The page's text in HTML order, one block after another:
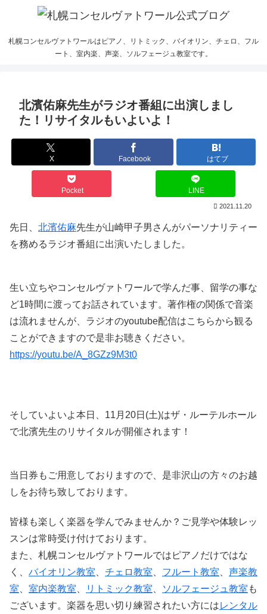
札幌コンセルヴァトワールはピアノ、リトミック、バイオリン、チェロ、フル
ート、室内楽、声楽、ソルフェージュ教室です。
北濱佑麻先生がラジオ番組に出演しまし
た！リサイタルもいよいよ！
X Facebook はてブ
Pocket LINE
2021.11.20
先日、 北濱佑麻先生が山崎甲子男さんがパーソナリティー
を務めるラジオ番組に出演いたしました。
生い立ちやコンセルヴァトワールで学んだ事、留学の事な
ど1時間に渡ってお話されています。著作権の関係で音楽
は流れませんが、ラジオのyoutube配信はこちらから観る
ことができますので是非お聴きください。
https://youtu.be/A_8GZz9M3t0
そしていよいよ本日、11月20日(土)はザ・ルーテルホール
で北濱先生のリサイタルが開催されます！
当日券もご用意しておりますので、是非沢山の方々のお越
しをお待ち致しております。
皆様も楽しく楽器を学んでみませんか？ご見学や体験レッ
スンは常時受け付けております。
また、札幌コンセルヴァトワールではピアノだけではな
く、 バイオリン教室 チェロ教室 フルート教室
声楽教
室
室内楽教室 リトミック教室 ソルフェージュ教室 も
ございます。楽器を思い切り練習されたい方にはレンタル